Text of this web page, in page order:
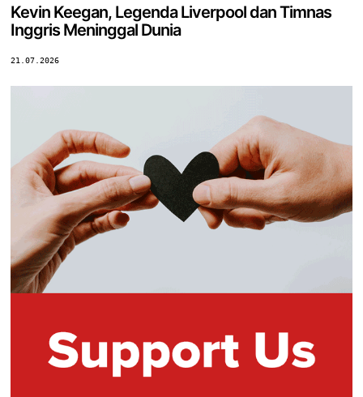
Kevin Keegan, Legenda Liverpool dan Timnas
Inggris Meninggal Dunia
21.07.2026